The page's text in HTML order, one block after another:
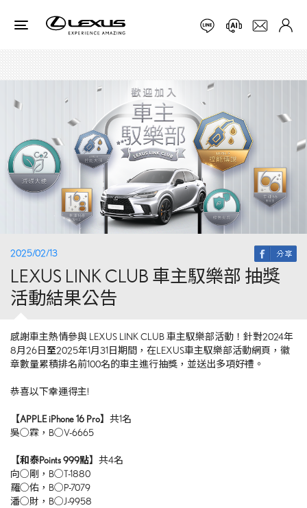
2025/02/13
LEXUS LINK CLUB 車主馭樂部 抽獎
活動結果公告
感謝車主熱情參與 LEXUS LINK CLUB 車主馭樂部活動！針對2024年
8月26日 至2025年1月31日期間，在LEXUS車主馭樂部活動網頁，徽
章數量累積排名前100名的車主進行抽獎，並送出多項好禮。
恭喜以下幸運得主!
【APPLE iPhone 16 Pro】 共1名
吳○霖，B○V-6665
【和泰Points 999點】 共4名
向○剛，B○T-1880
羅○佑，B○P-7079
潘○財，B○J-9958